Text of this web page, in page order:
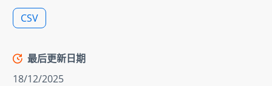
CSV
最后更新日期
18/12/2025